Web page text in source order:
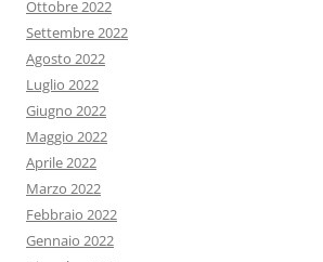
Ottobre 2022
Settembre 2022
Agosto 2022
Luglio 2022
Giugno 2022
Maggio 2022
Aprile 2022
Marzo 2022
Febbraio 2022
Gennaio 2022